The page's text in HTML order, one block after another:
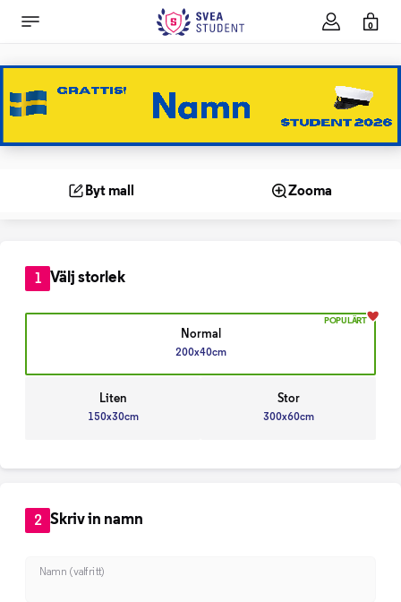
0
Byt mall Zooma
1 Välj storlek
Liten
150x30cm
POPULÄRT
Normal
200x40cm
Stor
300x60cm
2 Skriv in namn
Namn (valfritt)